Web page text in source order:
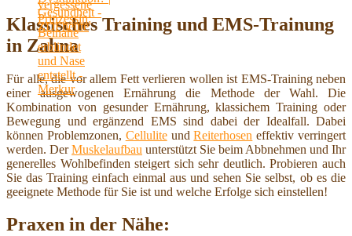
Klassisches Training und EMS-Trainung
in Zahna
Für alle, die vor allem Fett verlieren wollen ist EMS-Training neben
einer ausgewogenen Ernährung die Methode der Wahl. Die
Kombination von gesunder Ernährung, klassichem Training oder
Bewegung und ergänzend EMS sind dabei der Idealfall. Dabei
können Problemzonen, CelluliteundReiterhosen effektiv verringert
werden. DerMuskelaufbau unterstützt Sie beim Abbnehmen und Ihr
generelles Wohlbefinden steigert sich sehr deutlich. Probieren auch
Sie das Training einfach einmal aus und sehen Sie selbst, ob es die
geeignete Methode für Sie ist und welche Erfolge sich einstellen!
Praxen in der Nähe: